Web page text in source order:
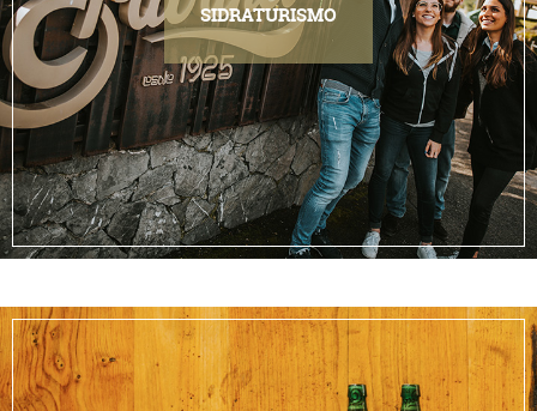
SIDRATURISMO